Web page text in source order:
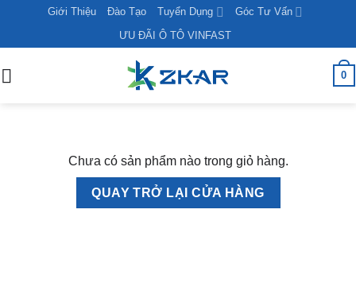
content
Giới Thiệu Đào Tạo Tuyển Dụng
Góc Tư Vấn
ƯU ĐÃI Ô TÔ VINFAST
0
Chưa có sản phẩm nào trong giỏ hàng.
QUAY TRỞ LẠI CỬA HÀNG